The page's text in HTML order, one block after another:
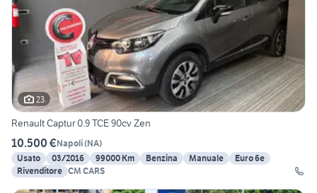
23
Renault Captur 0.9 TCE 90cv Zen
10.500 €Napoli(NA)
Usato
03/2016 99000 Km Benzina Manuale
Euro 6e
Rivenditore CM CARS